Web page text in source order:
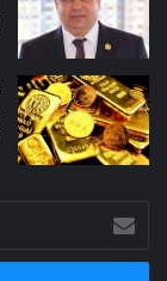
أدخل
بريدك
الإلكتروني